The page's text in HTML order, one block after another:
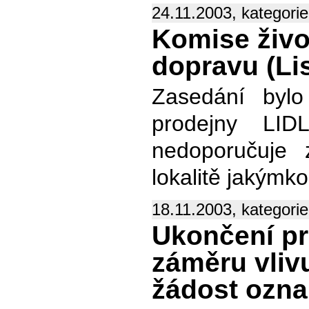
24.11.2003,
Komise
dopravu
Zasedání
prodejny
lokalitě
18.11.2003,
Ukončení
záměru
žádost